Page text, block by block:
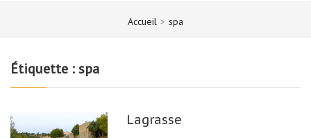
Accueil > spa
Étiquette :spa
Lagrasse